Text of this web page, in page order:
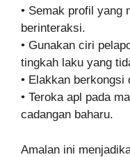
• Semak profil yang
berinteraksi.
• Gunakan ciri
tingkah laku yang
• Elakkan berkongsi
• Teroka apl pada
cadangan baharu.
Amalan ini